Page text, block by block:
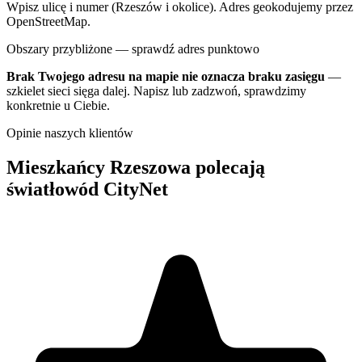
Wpisz ulicę i numer (Rzeszów i okolice). Adres geokodujemy przez
OpenStreetMap.
Obszary przybliżone — sprawdź adres punktowo
Brak Twojego adresu na mapie nie oznacza braku zasięgu —
szkielet sieci sięga dalej. Napisz lub zadzwoń, sprawdzimy
konkretnie u Ciebie.
Opinie naszych klientów
Mieszkańcy Rzeszowa polecają
światłowód CityNet